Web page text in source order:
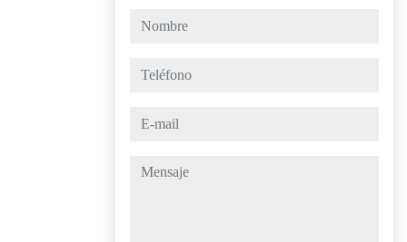
nombre
teléfono
e-mail
mensaje